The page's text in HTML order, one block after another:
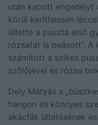
után kapott engedélyt
körül keríthessen
ültette a puszta első
rózsafát is beásott”.
számított a szikes
szőlőjével és rózsa
Dely Mátyás a
hangon és könnyes
akácfák ültetésének